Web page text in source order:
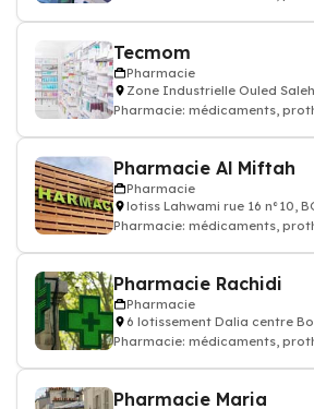
Tecmom
Pharmacie
Zone Industrielle Ouled
Pharmacie: médicaments,
Pharmacie Al Miftah
Pharmacie
lotiss Lahwami rue 16 n°10,
Pharmacie: médicaments,
Pharmacie Rachidi
Pharmacie
6 lotissement Dalia centre
Pharmacie: médicaments,
Pharmacie Maria